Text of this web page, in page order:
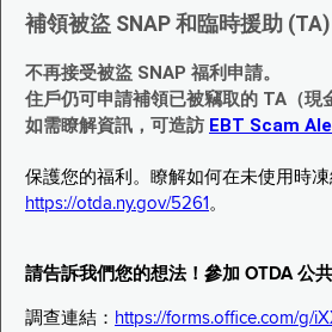
補領被盜 SNAP 和臨時援助
不再接受被盜 SNAP 福利申請。
住戶仍可申請補領已被竊取的 TA（現
如需瞭解資訊，可造訪 EBT Scam
保護您的福利。瞭解如何在未使用時
https://otda.ny.gov/5261 。
請告訴我們您的想法！參加 OTDA 公
調查連結： https://forms.office.com/g/